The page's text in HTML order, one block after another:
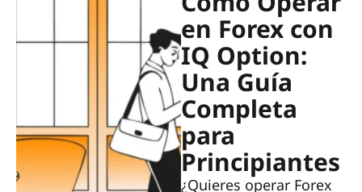
en Forex con
IQ Option:
Una Guía
Completa
para
Principiantes
¿Quieres operar Forex